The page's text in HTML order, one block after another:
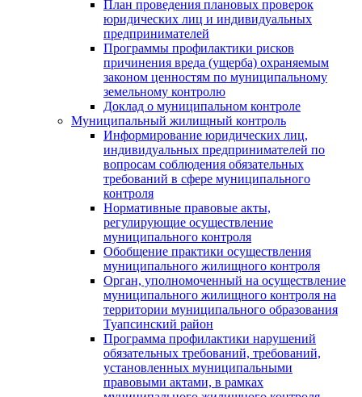
План проведения плановых проверок
юридических лиц и индивидуальных
предпринимателей
Программы профилактики рисков
причинения вреда (ущерба) охраняемым
законом ценностям по муниципальному
земельному контролю
Доклад о муниципальном контроле
Муниципальный жилищный контроль
Информирование юридических лиц,
индивидуальных предпринимателей по
вопросам соблюдения обязательных
требований в сфере муниципального
контроля
Нормативные правовые акты,
регулирующие осуществление
муниципального контроля
Обобщение практики осуществления
муниципального жилищного контроля
Орган, уполномоченный на осуществление
муниципального жилищного контроля на
территории муниципального образования
Туапсинский район
Программа профилактики нарушений
обязательных требований, требований,
установленных муниципальными
правовыми актами, в рамках